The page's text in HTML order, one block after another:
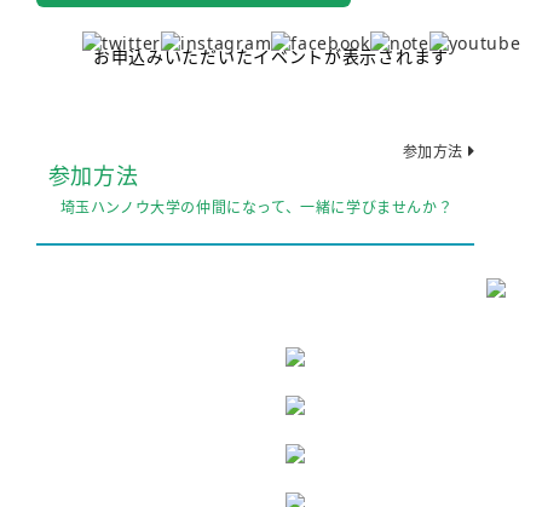
お申込みいただいたイベントが表示されます
参加方法
埼玉ハンノウ大学の仲間になって、一緒に学びませんか？
参加方法